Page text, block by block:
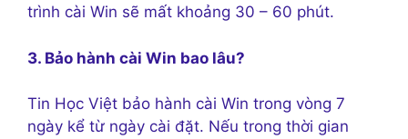
trình cài Win sẽ mất khoảng 30 – 60 phút.
3. Bảo hành cài Win bao lâu?
Tin Học Việt bảo hành cài Win trong vòng 7
ngày kể từ ngày cài đặt. Nếu trong thời gian